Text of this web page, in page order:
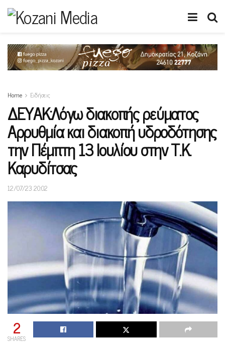
Home Ειδήσεις
ΔΕΥΑΚ:Λόγω διακοπής ρεύματος
Αρρυθμία και διακοπή υδροδότησης
την Πέμπτη 13 Ιουλίου στην Τ.Κ.
Καρυδίτσας
12/07/23 20:02
2
SHARES